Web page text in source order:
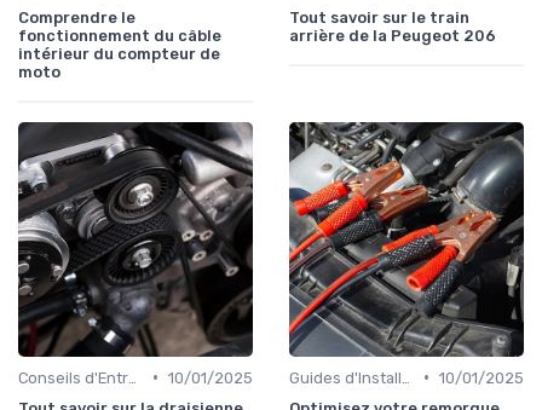
Comprendre le
fonctionnement du câble
intérieur du compteur de
moto
Tout savoir sur le train
arrière de la Peugeot 206
• 10/01/2025
• 10/01/2025